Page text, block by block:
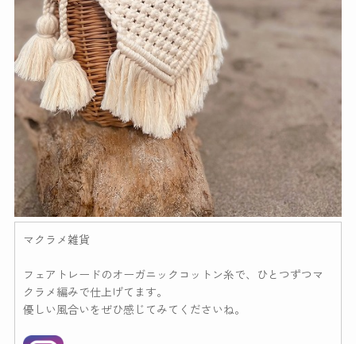
マクラメ雑貨
フェアトレードのオーガニックコットン糸で、ひとつずつマ
クラメ編みで仕上げてます。
優しい風合いをぜひ感じてみてくださいね。